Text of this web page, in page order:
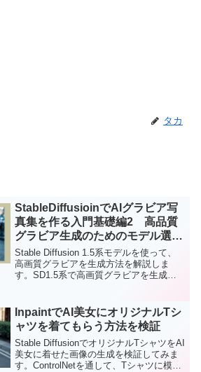
タカ
StableDiffusioinでAIグラビア写
真集を作る入門基礎編2 高品質
グラビア生成のためのモデル選び
とプロンプト講座（YouTube連
動記事）
Stable Diffusion 1.5系モデルを使って、
高画質グラビアを生成方法を解説しま
す。SD1.5系で高画質グラビアを生成す
成画像を見ながら、分かりやすく解説し
ます。Stable Diffusionではプロンプト
は、とても重要です。すべての応用テク
ニックの前の、基礎となる部分がプロン
プトです。プロンプトで、思い通りの画
像が生成できるようになると、Stable
InpaintでAI美女にオリジナルTシ
ャツを着てもらう方法を検証
Stable DiffusionでオリジナルTシャツをAI
美女に着せた画像の生成を検証してみま
す。ControlNetを通して、Tシャツに模様